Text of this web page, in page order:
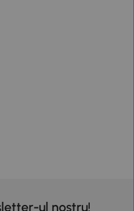
ul nostru!